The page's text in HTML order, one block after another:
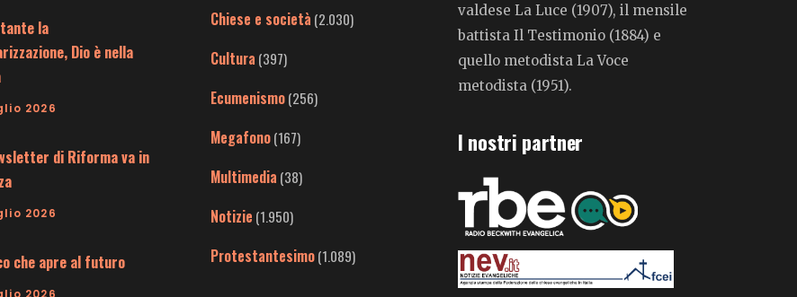
la
Dio è nella
2026
di Riforma va in
2026
che apre al futuro
2026
Chiese e società (2.030)
Cultura (397)
Ecumenismo(256)
Megafono(167)
Multimedia (38)
Notizie (1.950)
Protestantesimo(1.089)
valdese La Luce (1907), il mensile
battista Il Testimonio (1884) e
quello metodista La Voce
metodista (1951).
I nostri partner